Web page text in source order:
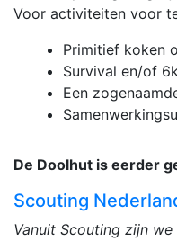
Voor activiteiten voor
Primitief koken
Survival en/of
Een
De Doolhut is eerder
Scouting
Vanuit Scouting zijn